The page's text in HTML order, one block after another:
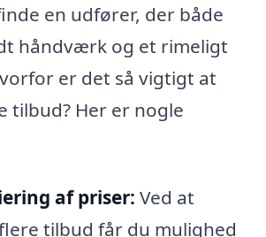
en udfører, der både
håndværk og et rimeligt
er det så vigtigt at
tilbud? Her er nogle
af priser: Ved at
tilbud får du mulighed